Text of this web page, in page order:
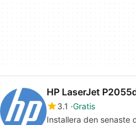
HP LaserJet
3.1 Gratis
Installera den senaste